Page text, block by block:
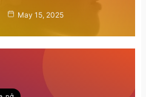
May 15, 2025